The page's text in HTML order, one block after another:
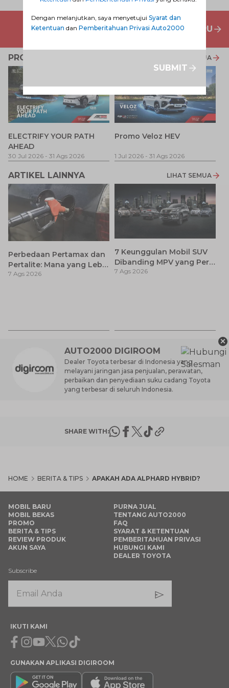
PENAWARAN MOBIL BARU
PROMO TERKAIT LIHAT SEMUA
ELECTRIFY YOUR PATH
AHEAD
30 Jul 2026 - 31 Ags 2026
Promo Veloz HEV
1 Jul 2026 - 31 Ags 2026
ARTIKEL LAINNYA LIHAT SEMUA
Perbedaan Pertamax dan
Pertalite: Mana yang Lebih
Baik untuk Mobil Toyota
7 Ags 2026
7 Keunggulan Mobil SUV
Dibanding MPV yang Perlu
Anda Ketahui
7 Ags 2026
AUTO2000 DIGIROOM
Dealer Toyota terbesar di Indonesia yang
melayani jaringan jasa penjualan, perawatan,
perbaikan dan penyediaan suku cadang Toyota
yang terbesar di seluruh Indonesia.
SHARE WITH:
HOME BERITA & TIPS APAKAH ADA ALPHARD HYBRID?
×
MOBIL BARU
MOBIL BEKAS
PROMO
BERITA & TIPS
REVIEW PRODUK
AKUN SAYA
PURNA JUAL
TENTANG AUTO2000
FAQ
SYARAT & KETENTUAN
PEMBERITAHUAN PRIVASI
HUBUNGI KAMI
DEALER TOYOTA
Subscribe
IKUTI KAMI
Facebook
Instagram
Youtube
X Whatsapp
Tiktok
GUNAKAN APLIKASI DIGIROOM
Dengan melanjutkan, saya menyetujui Syarat dan
Ketentuan dan Pemberitahuan Privasi Auto2000
SUBMIT